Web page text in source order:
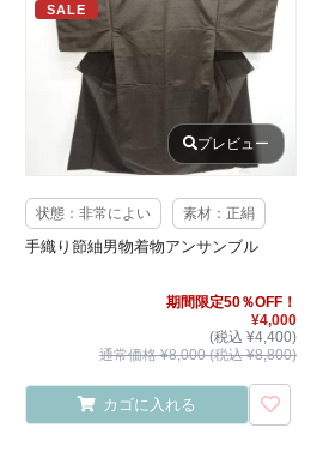
SALE
プレビュー
状態：非常によい 素材：正絹
手織り節紬男物着物アンサンブル
期間限定50％OFF！
¥4,000
(税込 ¥4,400)
通常価格 ¥8,000 (税込 ¥8,800)
カゴに入れる